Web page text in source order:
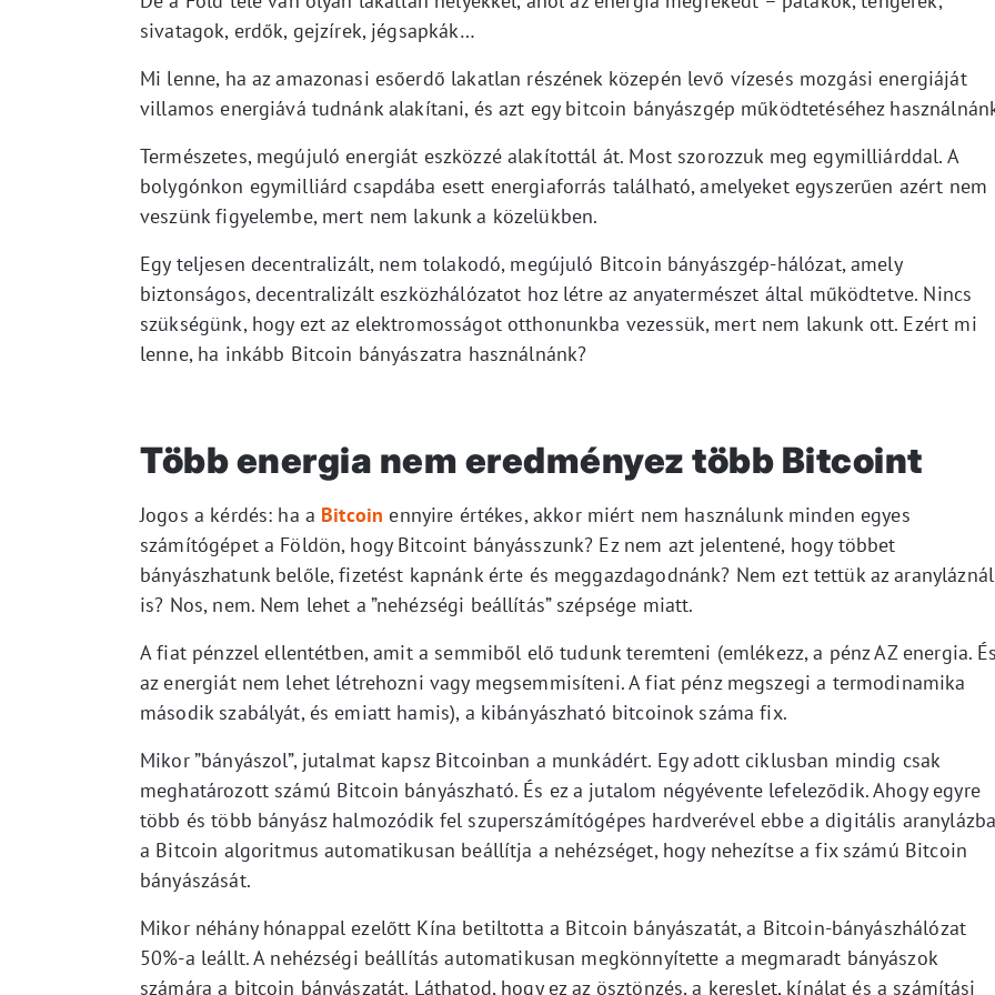
sivatagok, erdők, gejzírek, jégsapkák…
Mi lenne, ha az amazonasi esőerdő lakatlan részének közepén levő vízesés mozgási energiáját
villamos energiává tudnánk alakítani, és azt egy bitcoin bányászgép működtetéséhez
Természetes, megújuló energiát eszközzé alakítottál át. Most szorozzuk meg egymilliárddal. A
bolygónkon egymilliárd csapdába esett energiaforrás található, amelyeket egyszerűen azért nem
veszünk figyelembe, mert nem lakunk a közelükben.
Egy teljesen decentralizált, nem tolakodó, megújuló Bitcoin bányászgép-hálózat, amely
biztonságos, decentralizált eszközhálózatot hoz létre az anyatermészet által működtetve. Nincs
szükségünk, hogy ezt az elektromosságot otthonunkba vezessük, mert nem lakunk ott. Ezért mi
lenne, ha inkább Bitcoin bányászatra használnánk?
Több energia nem eredményez több Bitcoint
Jogos a kérdés: ha a Bitcoin ennyire értékes, akkor miért nem használunk minden egyes
számítógépet a Földön, hogy Bitcoint bányásszunk? Ez nem azt jelentené, hogy többet
bányászhatunk belőle, fizetést kapnánk érte és meggazdagodnánk? Nem ezt tettük az aranyláznál
is? Nos, nem. Nem lehet a ”nehézségi beállítás” szépsége miatt.
A fiat pénzzel ellentétben, amit a semmiből elő tudunk teremteni (emlékezz, a pénz AZ energia.
az energiát nem lehet létrehozni vagy megsemmisíteni. A fiat pénz megszegi a termodinamika
második szabályát, és emiatt hamis), a kibányászható bitcoinok száma fix.
Mikor ”bányászol”, jutalmat kapsz Bitcoinban a munkádért. Egy adott ciklusban mindig csak
meghatározott számú Bitcoin bányászható. És ez a jutalom négyévente lefeleződik. Ahogy egyre
több és több bányász halmozódik fel szuperszámítógépes hardverével ebbe a digitális
a Bitcoin algoritmus automatikusan beállítja a nehézséget, hogy nehezítse a fix számú Bitcoin
bányászását.
Mikor néhány hónappal ezelőtt Kína betiltotta a Bitcoin bányászatát, a Bitcoin-bányászhálózat
50%-a leállt. A nehézségi beállítás automatikusan megkönnyítette a megmaradt bányászok
számára a bitcoin bányászatát. Láthatod, hogy ez az ösztönzés, a kereslet, kínálat és a számítási